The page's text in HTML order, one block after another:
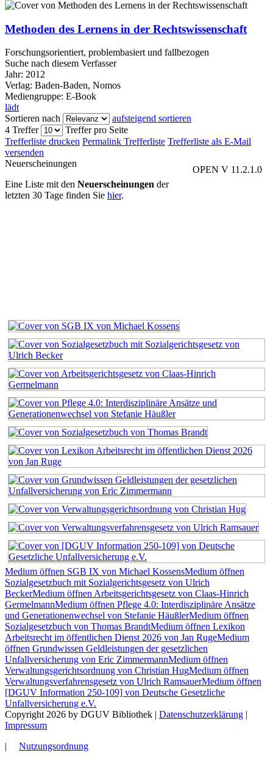
Methoden des Lernens in der Rechtswissenschaft
Forschungsorientiert, problembasiert und fallbezogen
Suche nach diesem Verfasser
Jahr: 2012
Verlag: Baden-Baden, Nomos
Mediengruppe: E-Book
lädt
Sortieren nach
aufsteigend sortieren
4 Treffer
Treffer pro Seite
Trefferliste drucken Permalink Trefferliste Trefferliste als E-Mail
versenden
OPEN V 11.2.1.0
Neuerscheinungen
Eine Liste mit den Neuerscheinungen der
letzten 30 Tage finden Sie hier.
Medium öffnen SGB IX von Michael KossensMedium öffnen
Sozialgesetzbuch mit Sozialgerichtsgesetz von Ulrich
BeckerMedium öffnen Arbeitsgerichtsgesetz von Claas-Hinrich
GermelmannMedium öffnen Pflege 4.0: Interdisziplinäre Ansätze
und Generationenwechsel von Stefanie HäußlerMedium öffnen
Sozialgesetzbuch von Thomas BrandtMedium öffnen Lexikon
Arbeitsrecht im öffentlichen Dienst 2026 von Jan RugeMedium
öffnen Grundwissen Geldleistungen der gesetzlichen
Unfallversicherung von Eric ZimmermannMedium öffnen
Verwaltungsgerichtsordnung von Christian HugMedium öffnen
Verwaltungsverfahrensgesetz von Ulrich RamsauerMedium öffnen
[DGUV Information 250-109] von Deutsche Gesetzliche
Unfallversicherung e.V.
Copyright 2026 by DGUV Bibliothek | Datenschutzerklärung |
Impressum
| Nutzungsordnung